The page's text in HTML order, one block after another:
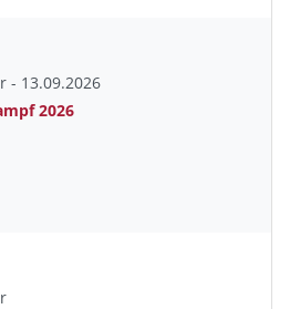
- 13.09.2026
2026